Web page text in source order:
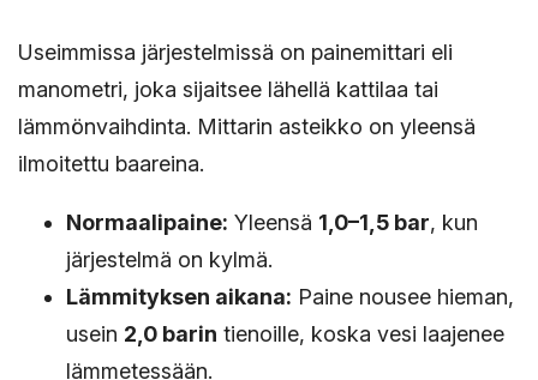
Useimmissa järjestelmissä on painemittari eli
manometri, joka sijaitsee lähellä kattilaa tai
lämmönvaihdinta. Mittarin asteikko on yleensä
ilmoitettu baareina.
Normaalipaine: Yleensä 1,0–1,5 bar, kun
järjestelmä on kylmä.
Lämmityksen aikana: Paine nousee hieman,
usein 2,0 barin tienoille, koska vesi laajenee
lämmetessään.